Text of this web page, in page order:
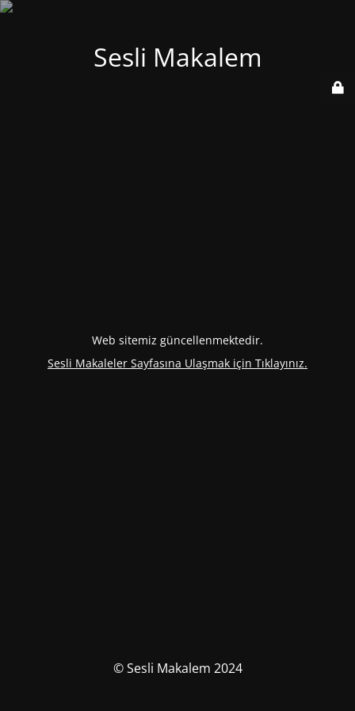
Sesli Makalem
Web sitemiz güncellenmektedir.
Sesli Makaleler Sayfasına Ulaşmak için Tıklayınız.
© Sesli Makalem 2024